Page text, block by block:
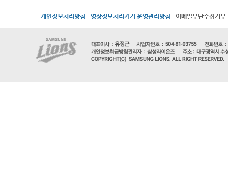
개인정보처리방침 영상정보처리기기 운영관리방침 이메일무단수집거부